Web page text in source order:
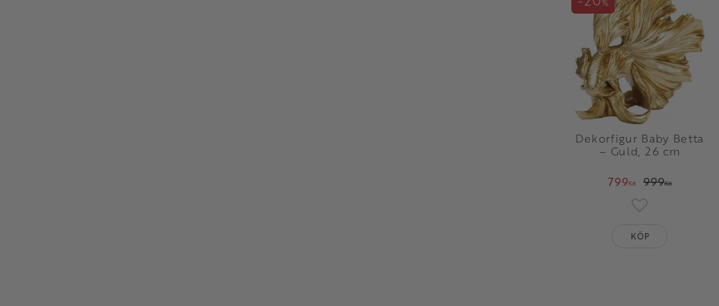
Dekorfigur Baby Betta
– Guld, 26 cm
799KR 999KR
%
Lägg till i
KÖP